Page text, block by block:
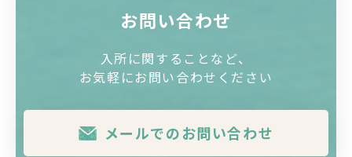
お問い合わせ
入所に関することなど、
お気軽にお問い合わせください
メールでのお問い合わせ